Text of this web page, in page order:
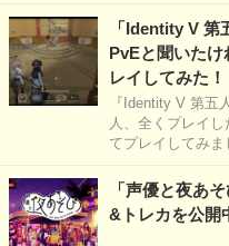
「Identity V
PvEと聞いた
レイしてみた！
『Identity V 第五
人、全くプレイ
てプレイしてみま
「声優と夜あ
&トレカを公開